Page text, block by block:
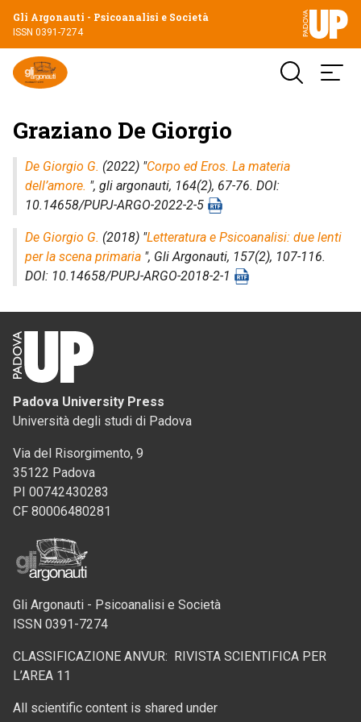
Gli Argonauti - Psicoanalisi e Società
ISSN 0391-7274
Graziano De Giorgio
De Giorgio G. (2022) "Corpo ed Eros. La materia
dell’amore. ", gli argonauti, 164(2), 67-76. DOI:
10.14658/PUPJ-ARGO-2022-2-5
De Giorgio G. (2018) "Letteratura e Psicoanalisi: due lenti
per la scena primaria ", Gli Argonauti, 157(2), 107-116.
DOI: 10.14658/PUPJ-ARGO-2018-2-1
Padova University Press
Università degli studi di Padova
Via del Risorgimento, 9
35122 Padova
PI 00742430283
CF 80006480281
Gli Argonauti - Psicoanalisi e Società
ISSN 0391-7274
CLASSIFICAZIONE ANVUR: RIVISTA SCIENTIFICA PER
L’AREA 11
All scientific content is shared under